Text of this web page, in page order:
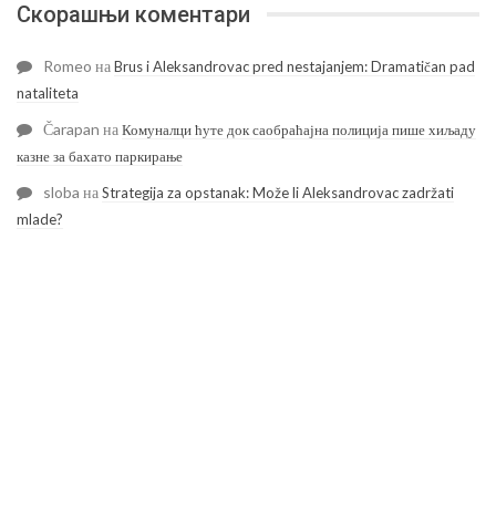
Скорашњи коментари
Romeo наBrus i Aleksandrovac pred nestajanjem: Dramatičan pad
nataliteta
Čarapan наКомуналци ћуте док саобраћајна полиција пише хиљаду
казне за бахато паркирање
sloba наStrategija za opstanak: Može li Aleksandrovac zadržati
mlade?